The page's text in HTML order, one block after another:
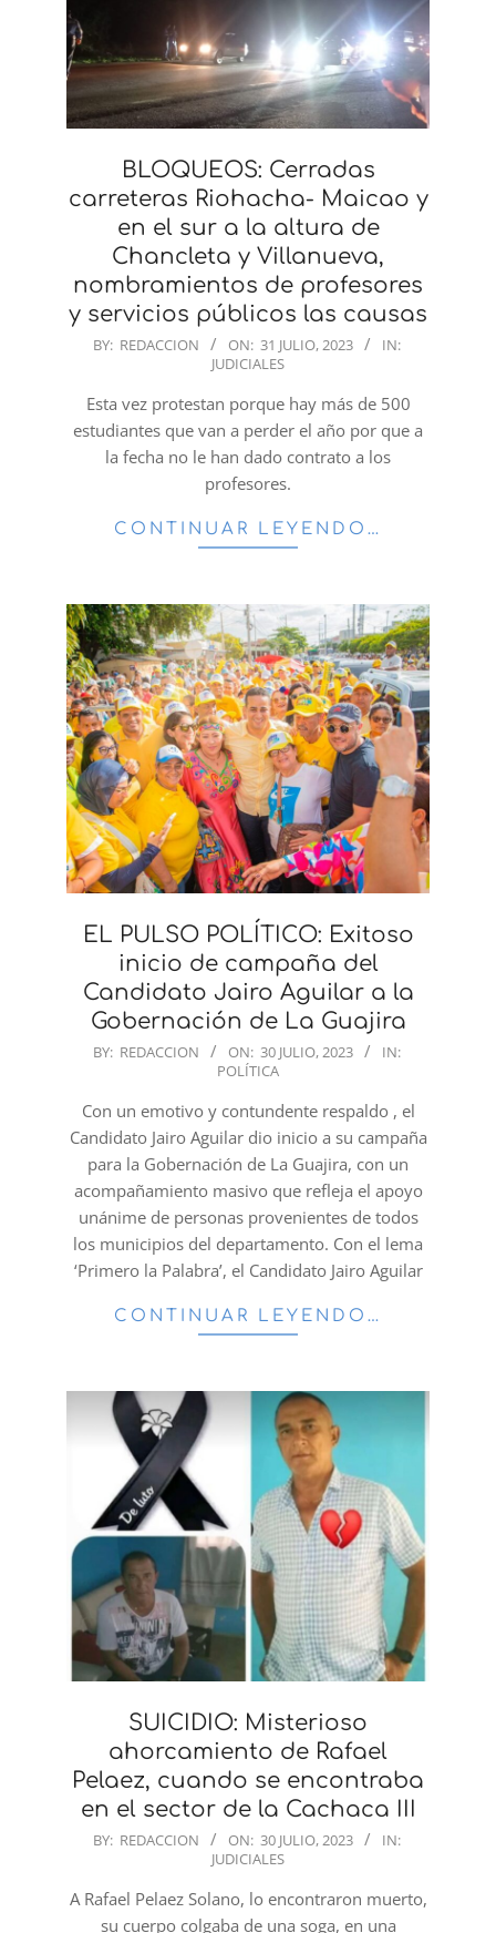
BLOQUEOS: Cerradas
carreteras Riohacha- Maicao y
en el sur a la altura de
Chancleta y Villanueva,
nombramientos de profesores
y servicios públicos las causas
2023-
BY: REDACCION ON: 31 JULIO, 2023
IN:
JUDICIALES
Esta vez protestan porque hay más de 500
estudiantes que van a perder el año por que a
la fecha no le han dado contrato a los
profesores.
CONTINUAR LEYENDO…
EL PULSO POLÍTICO: Exitoso
inicio de campaña del
Candidato Jairo Aguilar a la
Gobernación de La Guajira
2023-
30
BY: REDACCION ON: 30 JULIO, 2023
IN:
POLÍTICA
Con un emotivo y contundente respaldo , el
Candidato Jairo Aguilar dio inicio a su campaña
para la Gobernación de La Guajira, con un
acompañamiento masivo que refleja el apoyo
unánime de personas provenientes de todos
los municipios del departamento. Con el lema
‘Primero la Palabra’, el Candidato Jairo Aguilar
CONTINUAR LEYENDO…
SUICIDIO: Misterioso
ahorcamiento de Rafael
Pelaez, cuando se encontraba
en el sector de la Cachaca III
2023-
30
BY: REDACCION ON: 30 JULIO, 2023
IN:
JUDICIALES
A Rafael Pelaez Solano, lo encontraron muerto,
su cuerpo colgaba de una soga, en una